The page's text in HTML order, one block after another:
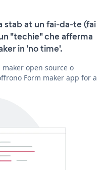
stab at un fai-da-te (fai
"techie" che afferma
in 'no time'.
open source o
Form maker app for a